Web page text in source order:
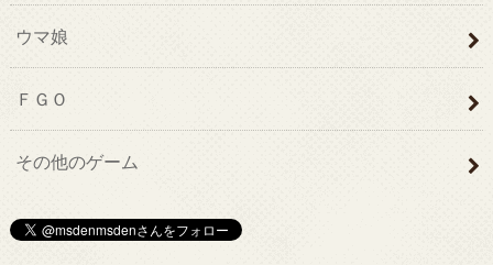
ウマ娘
ＦＧＯ
その他のゲーム